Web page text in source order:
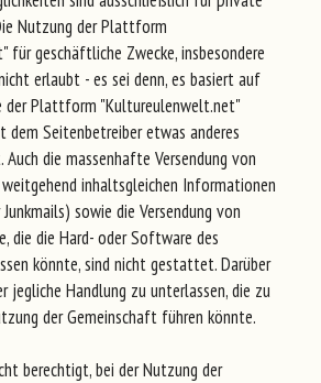
Nutzung der Plattform
für geschäftliche Zwecke, insbesondere
erlaubt - es sei denn, es basiert auf
der Plattform "Kultureulenwelt.net"
Seitenbetreiber etwas anderes
die massenhafte Versendung von
inhaltsgleichen Informationen
sowie die Versendung von
die die Hard- oder Software des
könnte, sind nicht gestattet. Darüber
jegliche Handlung zu unterlassen, die zu
der Gemeinschaft führen könnte.
berechtigt, bei der Nutzung der